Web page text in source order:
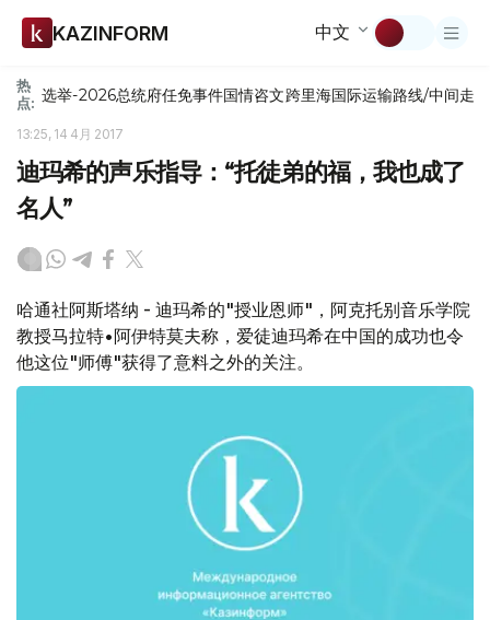
KAZINFORM 中文
热
点: 选举-2026总统府任免事件国情咨文跨里海国际运输路线/中间走廊
13:25, 14 4月 2017
迪玛希的声乐指导：“托徒弟的福，我也成了
名人”
哈通社阿斯塔纳 - 迪玛希的"授业恩师"，阿克托别音乐学院
教授马拉特•阿伊特莫夫称，爱徒迪玛希在中国的成功也令
他这位"师傅"获得了意料之外的关注。